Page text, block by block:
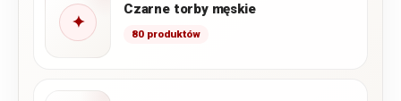
✦
Czarne torby męskie
80 produktów